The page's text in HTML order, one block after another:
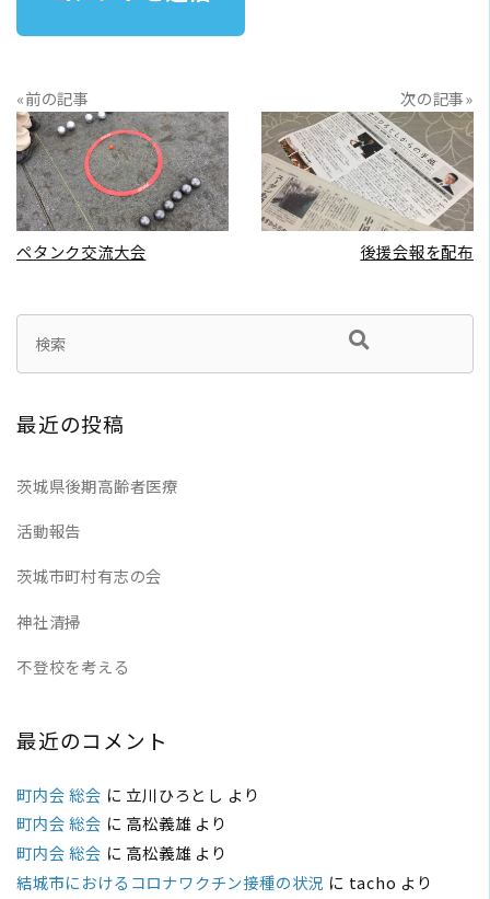
«前の記事
READ MORE
ペタンク交流大会
次の記事»
READ MORE
後援会報を配布
最近の投稿
茨城県後期高齢者医療
活動報告
茨城市町村有志の会
神社清掃
不登校を考える
最近のコメント
町内会 総会 に 立川ひろとし より
町内会 総会 に 高松義雄より
町内会 総会 に 高松義雄より
結城市におけるコロナワクチン接種の状況 に tacho より